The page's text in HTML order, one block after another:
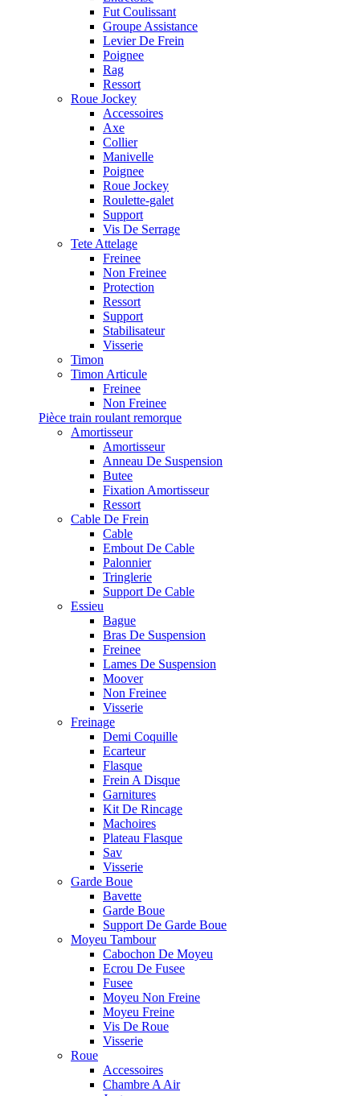
Fut Coulissant
Groupe Assistance
Levier De Frein
Poignee
Rag
Ressort
Roue Jockey
Accessoires
Axe
Collier
Manivelle
Poignee
Roue Jockey
Roulette-galet
Support
Vis De Serrage
Tete Attelage
Freinee
Non Freinee
Protection
Ressort
Support
Stabilisateur
Visserie
Timon
Timon Articule
Freinee
Non Freinee
Pièce train roulant remorque
Amortisseur
Amortisseur
Anneau De Suspension
Butee
Fixation Amortisseur
Ressort
Cable De Frein
Cable
Embout De Cable
Palonnier
Tringlerie
Support De Cable
Essieu
Bague
Bras De Suspension
Freinee
Lames De Suspension
Moover
Non Freinee
Visserie
Freinage
Demi Coquille
Ecarteur
Flasque
Frein A Disque
Garnitures
Kit De Rincage
Machoires
Plateau Flasque
Sav
Visserie
Garde Boue
Bavette
Garde Boue
Support De Garde Boue
Moyeu Tambour
Cabochon De Moyeu
Ecrou De Fusee
Fusee
Moyeu Non Freine
Moyeu Freine
Vis De Roue
Visserie
Roue
Accessoires
Chambre A Air